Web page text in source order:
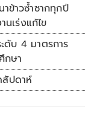
ข้าวซ้ำซากทุกปี
นเร่งแก้ไข
ดับ 4 มาตรการ
กษา
สัปดาห์